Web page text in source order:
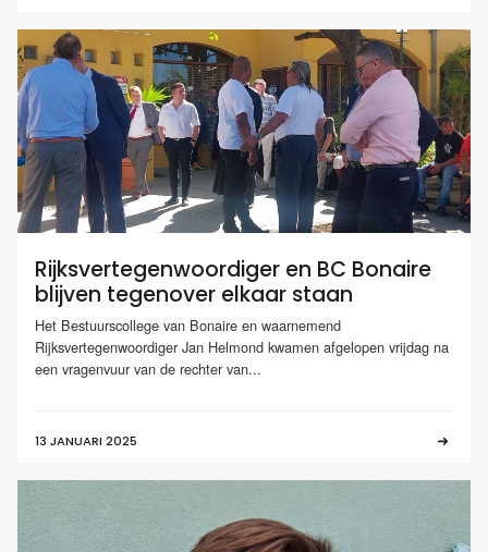
Rijksvertegenwoordiger en BC Bonaire
blijven tegenover elkaar staan
Het Bestuurscollege van Bonaire en waarnemend
Rijksvertegenwoordiger Jan Helmond kwamen afgelopen vrijdag na
een vragenvuur van de rechter van...
13 JANUARI 2025